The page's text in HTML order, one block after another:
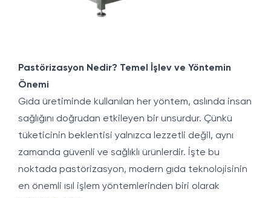
Pastörizasyon Nedir? Temel İşlev ve Yöntemin
Önemi
Gıda üretiminde kullanılan her yöntem, aslında insan
sağlığını doğrudan etkileyen bir unsurdur. Çünkü
tüketicinin beklentisi yalnızca lezzetli değil, aynı
zamanda güvenli ve sağlıklı ürünlerdir. İşte bu
noktada pastörizasyon, modern gıda teknolojisinin
en önemli ısıl işlem yöntemlerinden biri olarak